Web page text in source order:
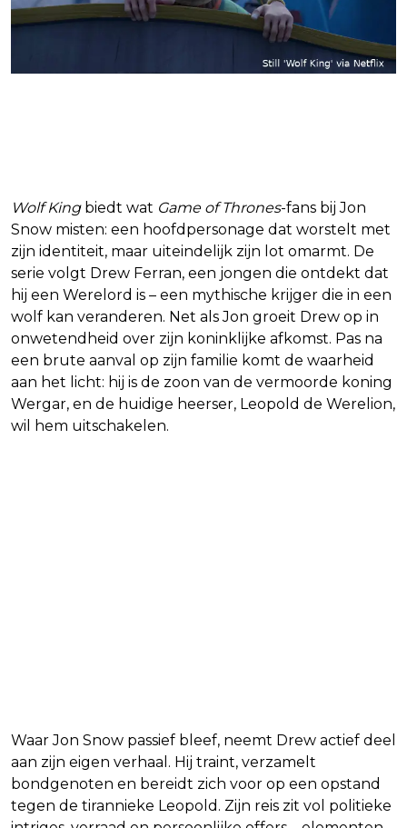
Wolf Kingbiedt wat Game of Thrones-fans bij Jon
Snow misten: een hoofdpersonage dat worstelt met
zijn identiteit, maar uiteindelijk zijn lot omarmt. De
serie volgt Drew Ferran, een jongen die ontdekt dat
hij een Werelord is – een mythische krijger die in een
wolf kan veranderen. Net als Jon groeit Drew op in
onwetendheid over zijn koninklijke afkomst. Pas na
een brute aanval op zijn familie komt de waarheid
aan het licht: hij is de zoon van de vermoorde koning
Wergar, en de huidige heerser, Leopold de Werelion,
wil hem uitschakelen.
Waar Jon Snow passief bleef, neemt Drew actief deel
aan zijn eigen verhaal. Hij traint, verzamelt
bondgenoten en bereidt zich voor op een opstand
tegen de tirannieke Leopold. Zijn reis zit vol politieke